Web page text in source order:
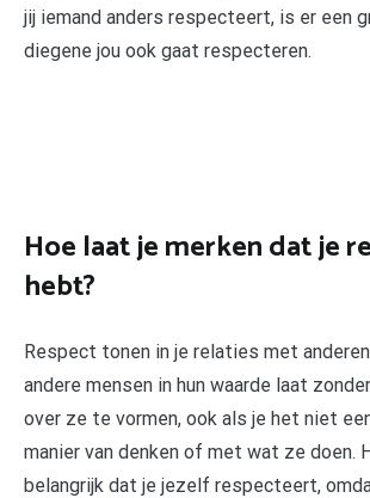
jij iemand anders respecteert, is er een
diegene jou ook gaat respecteren.
Hoe laat je merken dat je
hebt?
Respect tonen in je relaties met
andere mensen in hun waarde laat
over ze te vormen, ook als je het niet
manier van denken of met wat ze doen.
belangrijk dat je jezelf respecteert,